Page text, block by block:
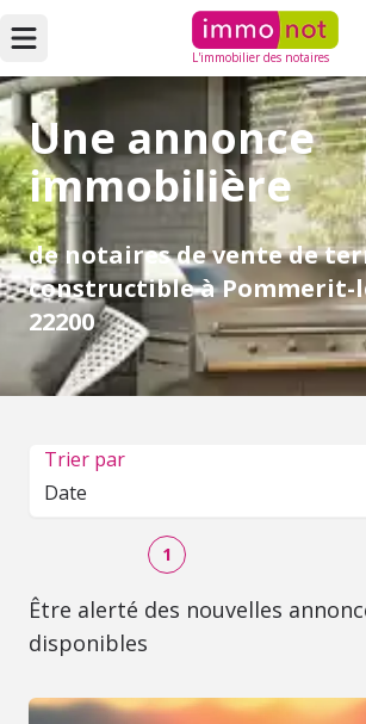
L'immobilier des notaires
Une annonce
immobilière
de notaires de vente de
constructible à Pommerit-
22200
Trier par
Date
1
Être alerté des nouvelles
disponibles